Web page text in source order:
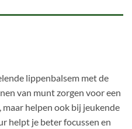
lippenbalsem met de
van munt zorgen voor een
helpen ook bij jeukende
helpt je beter focussen en